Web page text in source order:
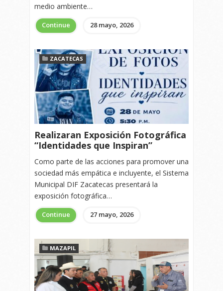
medio ambiente…
Continue 28 mayo, 2026
ZACATECAS
Realizaran Exposición Fotográfica
“Identidades que Inspiran”
Como parte de las acciones para promover una
sociedad más empática e incluyente, el Sistema
Municipal DIF Zacatecas presentará la
exposición fotográfica…
Continue 27 mayo, 2026
MAZAPIL